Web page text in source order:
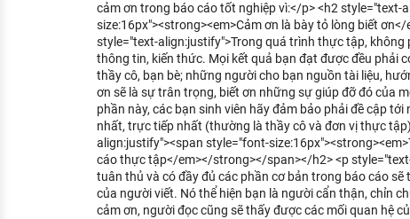
cảm ơn trong báo cáo tốt nghiệp vì:</p> <h2 style="text-
size:16px"><strong><em>Cảm ơn là bày tỏ lòng biết
style="text-align:justify">Trong quá trình thực tập, không
thông tin, kiến thức. Mọi kết quả bạn đạt được đều phải
thầy cô, bạn bè; những người cho bạn nguồn tài liệu,
ơn sẽ là sự trân trọng, biết ơn những sự giúp đỡ đó của
phần này, các bạn sinh viên hãy đảm bảo phải đề cập
nhất, trực tiếp nhất (thường là thầy cô và đơn vị thực
align:justify"><span style="font-
cáo thực tập</em></strong></span></h2> <p
tuân thủ và có đầy đủ các phần cơ bản trong báo cáo sẽ
của người viết. Nó thể hiện bạn là người cẩn thận, chỉn
cảm ơn, người đọc cũng sẽ thấy được các mối quan hệ